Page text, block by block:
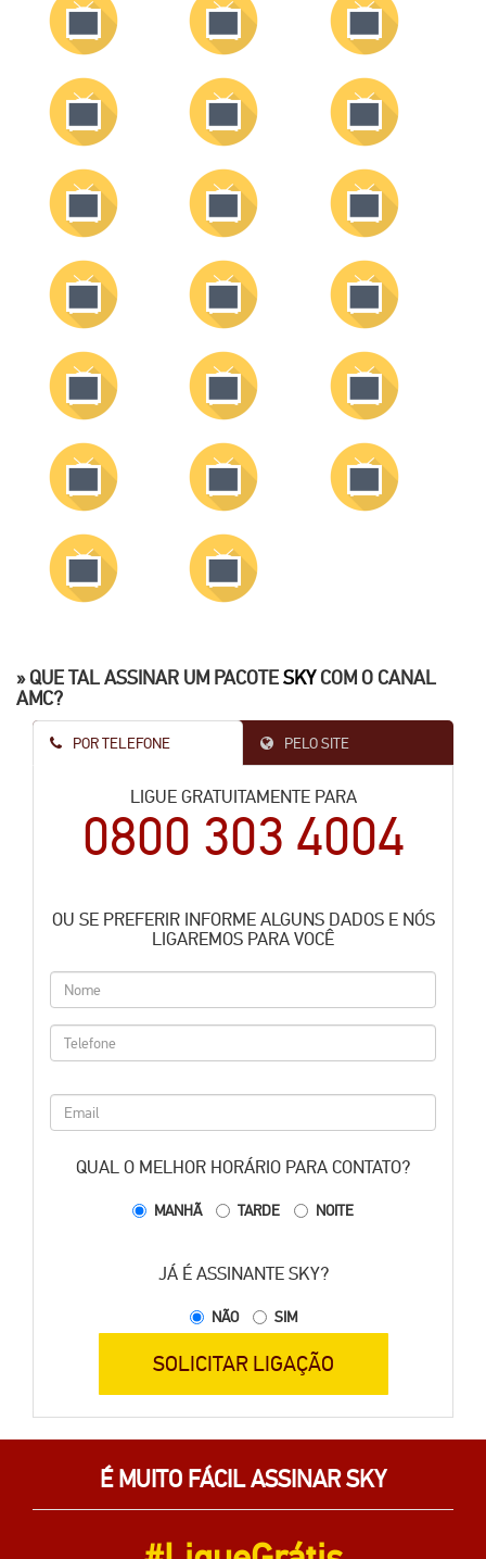
» QUE TAL ASSINAR UM PACOTE SKYCOM O CANAL
AMC?
POR TELEFONE PELO SITE
LIGUE GRATUITAMENTE PARA
0800 303 4004
OU SE PREFERIR INFORME ALGUNS DADOS E NÓS
LIGAREMOS PARA VOCÊ
QUAL O MELHOR HORÁRIO PARA CONTATO?
MANHÃ TARDE NOITE
JÁ É ASSINANTE SKY?
NÃO SIM
SOLICITAR LIGAÇÃO
É MUITO FÁCIL ASSINAR SKY